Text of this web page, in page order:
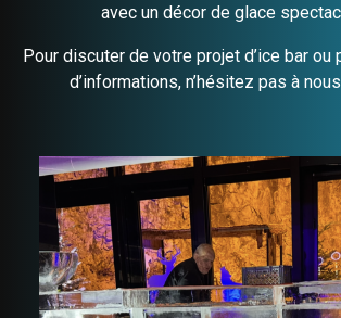
avec un décor de glace
Pour discuter de votre projet d’ice bar ou
d’informations, n’hésitez pas à nous
IceBar, Sanofi,